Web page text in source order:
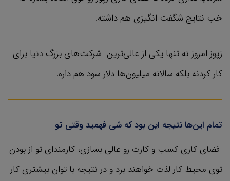
خب نتایج شگفت انگیزی هم داشته.
زپوز امروز نه تنها یکی از عالی‌ترین شرکت‌های بزرگ دنیا برای
کار کردنه بلکه سالانه میلیون‌ها دلار سود هم داره.
تمام این‌ها نتیجه این بود که شی فهمید وقتی تو
فضای کاری کسب ‌و کارت رو عالی بسازی، کارمندای تو از بودن
توی محیط کار لذت خواهند برد و در نتیجه با توان بیشتری کار